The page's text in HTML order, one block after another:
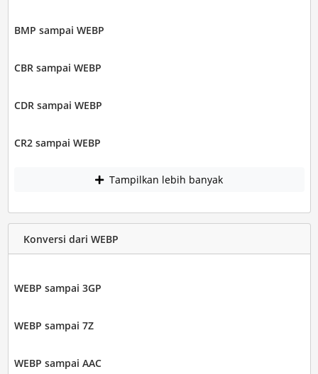
BMP sampai WEBP
CBR sampai WEBP
CDR sampai WEBP
CR2 sampai WEBP
Tampilkan lebih banyak
Konversi dari WEBP
WEBP sampai 3GP
WEBP sampai 7Z
WEBP sampai AAC